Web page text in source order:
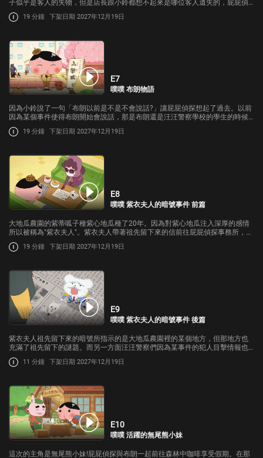
子似乎是客人的失物，但是店長跟小鈴都想不起來是哪位客人遺失的，屁屁偵
探根據客人的位子、桌子上的餐具還有用過的杯子做了推理。
19 分鐘 下架日期 2027年12月19日
E7
噗噗 布朗物語
因為小鈴說了一句「布朗以前是不是不會說話?」讓屁屁偵探想起了過去。以前
因為某個事件使得布朗開始會說話，那是布朗還是汪汪警察學校的學生的時候…
19 分鐘 下架日期 2027年12月19日
E8
噗噗 紫衣夫人的暗號事件 前篇
大地瓜農園的紫蒂呱子種紫心地瓜種了20年。因為對紫心地瓜注入深厚的感情
所以被稱為"紫衣夫人"。紫衣夫人帶著祖先留下來的信前往屁屁偵探事務所，信
上寫著看不懂的暗號只好拜託屁屁偵探解讀…
19 分鐘 下架日期 2027年12月19日
E9
噗噗 紫衣夫人的暗號事件 後篇
紫衣夫人祖先留下來的暗號所指示的是大地瓜農園裡的某個地方，但那地方也
充滿了祖先留下的謎題。而另一方面汪汪警察們因為某事件的犯人目擊情報也
出動了。紫衣夫人的祖先留下的寶藏到底是什麼呢?
11 分鐘 下架日期 2027年12月19日
E10
噗噗 活躍的無尾熊小妹
這次的主角是無尾熊小妹!屁屁偵探與布朗一起前往森林中咖啡享受假期。在那